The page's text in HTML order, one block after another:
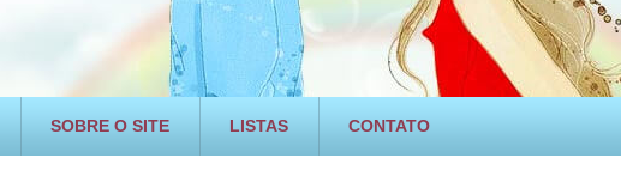
SOBRE O SITE LISTAS CONTATO